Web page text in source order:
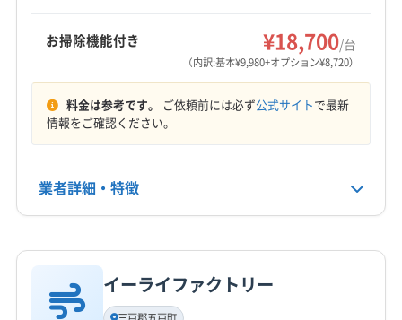
(岩手県) 九戸郡九戸村
(岩手県) 滝沢市
(岩手県) 二戸市
(岩手県) 八幡平市
(秋田県) 潟上市
(秋田県) 山本郡三種町
(秋田県) 山本郡藤里町
(秋田県) 山本郡八峰町
(秋田県) 鹿角郡小坂町
(秋田県) 南秋田郡五城目町
9:00〜18:00
定休日
電話番号
公式HP
公式サイトを見る
お掃除機能付き ¥18,700/台
（内訳:基本¥9,980+オプション¥8,720）
料金は参考です。 ご依頼前には必ず公式サイトで最新
情報をご確認ください。
業者詳細・特徴
基本情報
代表者名
イーライファクトリー